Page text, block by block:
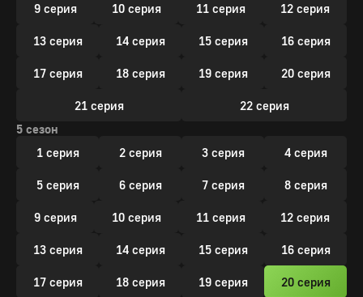
9 серия 10 серия 11 серия 12 серия
13 серия 14 серия 15 серия 16 серия
17 серия 18 серия 19 серия 20 серия
21 серия
22 серия
5 сезон
1 серия
2 серия 3 серия 4 серия
5 серия 6 серия 7 серия 8 серия
9 серия 10 серия 11 серия 12 серия
13 серия 14 серия 15 серия 16 серия
17 серия 18 серия 19 серия
20 серия